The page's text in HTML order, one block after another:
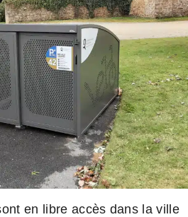
en libre accès dans la ville